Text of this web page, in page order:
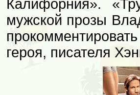
Калифорния».
мужской прозы
героя, писателя